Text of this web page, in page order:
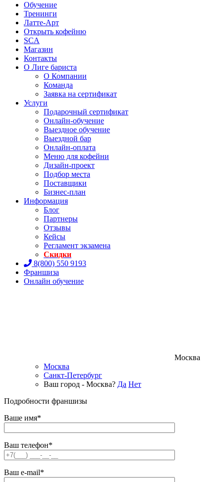
Обучение
Тренинги
Латте-Арт
Открыть кофейню
SCA
Магазин
Контакты
О Лиге бариста
О Компании
Команда
Заявка на сертификат
Услуги
Подарочный сертификат
Онлайн-обучение
Выездное обучение
Выездной бар
Онлайн-оплата
Меню для кофейни
Дизайн-проект
Подбор места
Поставщики
Бизнес-план
Информация
Блог
Партнеры
Отзывы
Кейсы
Регламент экзамена
Скидки
8(800) 550 9193
Франшиза
Онлайн обучение
Москва
Москва
Санкт-Петербург
Ваш город - Москва? Да Нет
Подробности франшизы
Ваше имя*
Ваш телефон*
Ваш e-mail*